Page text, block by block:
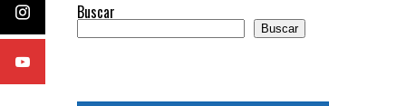
Buscar
Buscar